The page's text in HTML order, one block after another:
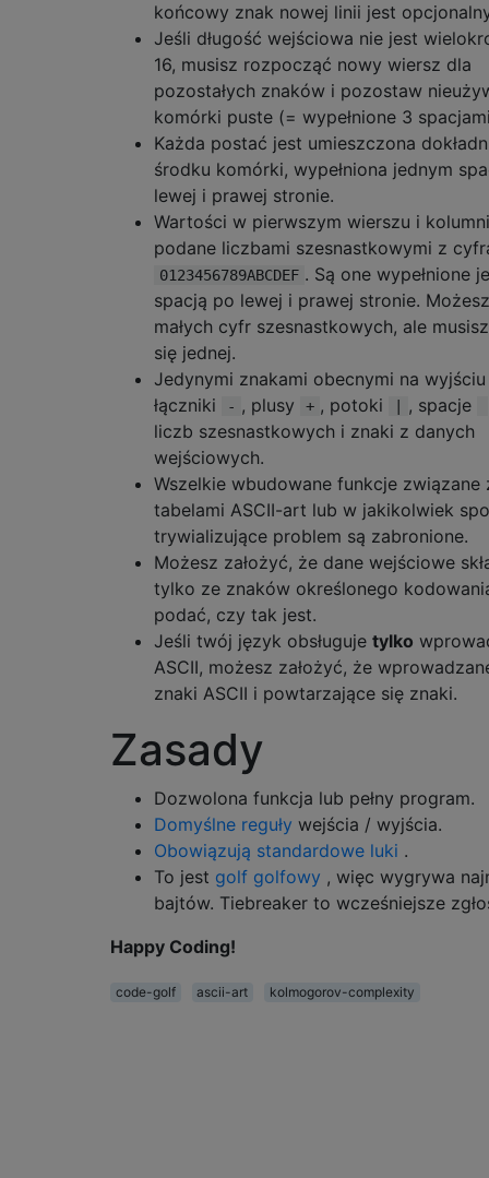
końcowy znak nowej linii jest
Jeśli długość wejściowa nie jest
16, musisz rozpocząć nowy wiersz dla
pozostałych znaków i pozostaw
komórki puste (= wypełnione 3
Każda postać jest umieszczona
środku komórki, wypełniona jednym
lewej i prawej stronie.
Wartości w pierwszym wierszu i
podane liczbami szesnastkowymi z
0123456789ABCDEF . Są one wypełnione
spacją po lewej i prawej stronie.
małych cyfr szesnastkowych, ale
się jednej.
Jedynymi znakami obecnymi na wyjściu
łączniki
- , plusy + , potoki , spacje
liczb szesnastkowych i znaki z danych
wejściowych.
Wszelkie wbudowane funkcje związane
tabelami ASCII-art lub w jakikolwiek
trywializujące problem są zabronione.
Możesz założyć, że dane wejściowe
tylko ze znaków określonego
podać, czy tak jest.
Jeśli twój język obsługuje tylko
ASCII, możesz założyć, że
znaki ASCII i powtarzające się znaki.
Zasady
Dozwolona funkcja lub pełny program.
Domyślne reguły wejścia / wyjścia.
Obowiązują standardowe luki .
To jest golf golfowy , więc wygrywa
bajtów. Tiebreaker to wcześniejsze
Happy Coding!
code-golf ascii-art kolmogorov-complexity